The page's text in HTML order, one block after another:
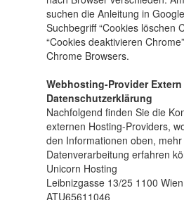
suchen die Anleitung in
Suchbegriff “Cookies löschen
“Cookies deaktivieren
Chrome Browsers.
Webhosting-Provider Extern
Datenschutzerklärung
Nachfolgend finden Sie die
externen Hosting-Providers,
den Informationen oben,
Datenverarbeitung erfahren
Unicorn Hosting
Leibnizgasse 13/25 1100 Wien
ATU65611046